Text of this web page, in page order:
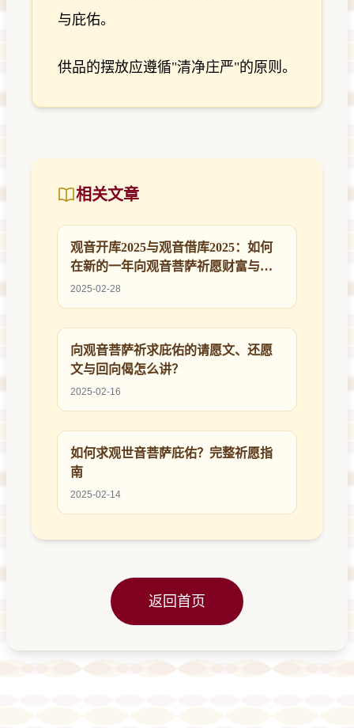
与庇佑。
供品的摆放应遵循"清净庄严"的原则。
相关文章
观音开库2025与观音借库2025：如何
在新的一年向观音菩萨祈愿财富与顺
利
2025-02-28
向观音菩萨祈求庇佑的请愿文、还愿
文与回向偈怎么讲？
2025-02-16
如何求观世音菩萨庇佑？完整祈愿指
南
2025-02-14
返回首页